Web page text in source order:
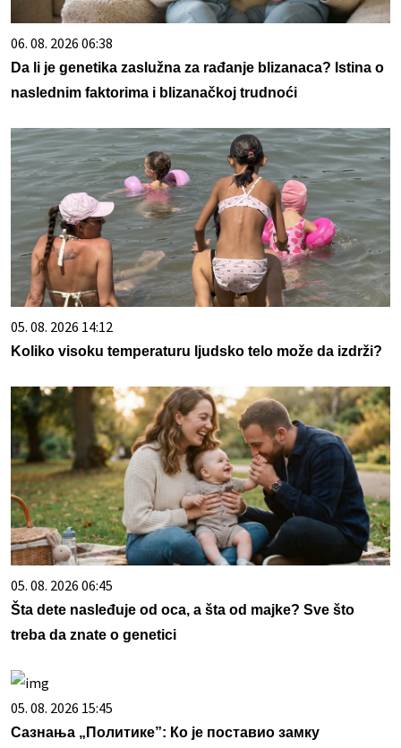
06. 08. 2026 06:38
Da li je genetika zaslužna za rađanje blizanaca? Istina o
naslednim faktorima i blizanačkoj trudnoći
05. 08. 2026 14:12
Koliko visoku temperaturu ljudsko telo može da izdrži?
05. 08. 2026 06:45
Šta dete nasleđuje od oca, a šta od majke? Sve što
treba da znate o genetici
05. 08. 2026 15:45
Сазнања „Политике”: Ко је поставио замку